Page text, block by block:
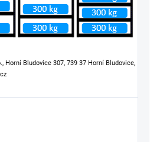
Horní Bludovice 307, 739 37 Horní Bludovice,